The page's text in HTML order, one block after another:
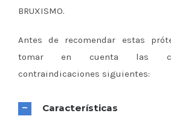
BRUXISMO.
Antes de recomendar estas
tomar en cuenta las
contraindicaciones siguientes:
Características